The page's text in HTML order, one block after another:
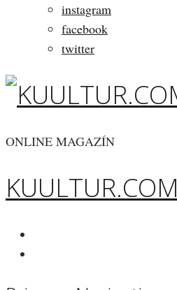
instagram
facebook
twitter
ONLINE MAGAZÍN
KUULTUR.COM